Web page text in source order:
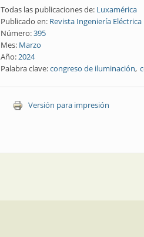
Todas las publicaciones de: Luxamérica
Publicado en: Revista Ingeniería Eléctrica
Número:395
Mes: Marzo
Año:2024
Palabra clave:congreso de iluminación
Versión para impresión